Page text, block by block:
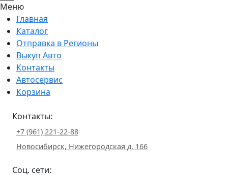
Меню
Главная
Каталог
Отправка в Регионы
Выкуп Авто
Контакты
Автосервис
Корзина
Контакты:
+7 (961) 221-22-88
Новосибирск, Нижегородская д. 166
Соц. сети: